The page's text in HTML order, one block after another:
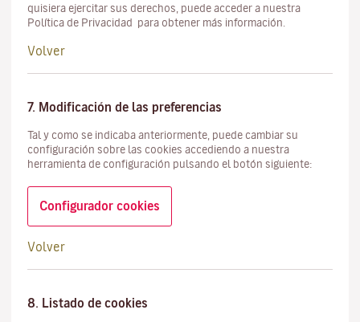
quisiera ejercitar sus derechos, puede acceder a nuestra
Política de Privacidad para obtener más información.
Volver
7. Modificación de las preferencias
Tal y como se indicaba anteriormente, puede cambiar su
configuración sobre las cookies accediendo a nuestra
herramienta de configuración pulsando el botón siguiente:
Configurador cookies
Volver
8. Listado de cookies